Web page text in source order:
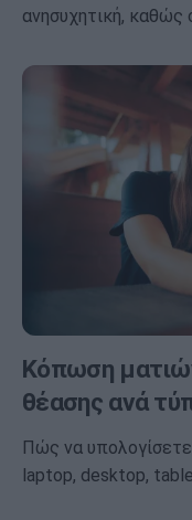
ανησυχητική, καθώς
Κόπωση
θέασης ανά
Πώς να
laptop, desktop,